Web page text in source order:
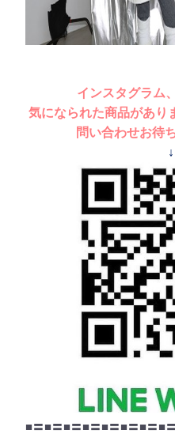
インスタグラム
気になられた商品があ
問い合わせお待
■〓■〓■〓■〓■〓■〓■〓■